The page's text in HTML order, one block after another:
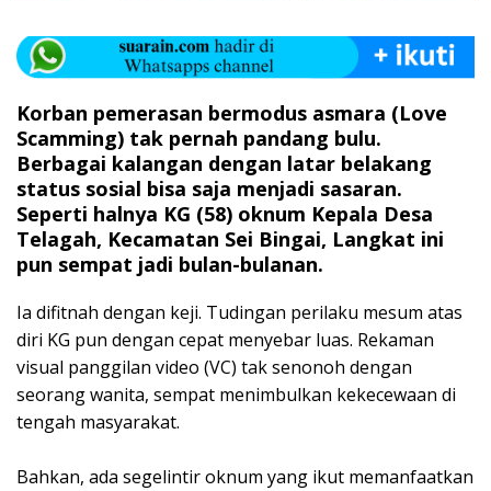
‎Korban pemerasan bermodus asmara (Love
Scamming) tak pernah pandang bulu.
Berbagai kalangan dengan latar belakang
status sosial bisa saja menjadi sasaran.
Seperti halnya KG (58) oknum Kepala Desa
Telagah, Kecamatan Sei Bingai, Langkat ini
pun sempat jadi bulan-bulanan.
‎Ia difitnah dengan keji. Tudingan perilaku mesum atas
diri KG pun dengan cepat menyebar luas. Rekaman
visual panggilan video (VC) tak senonoh dengan
seorang wanita, sempat menimbulkan kekecewaan di
tengah masyarakat.
‎Bahkan, ada segelintir oknum yang ikut memanfaatkan